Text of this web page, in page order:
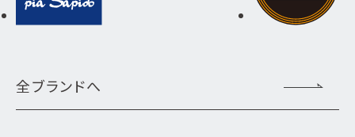
全ブランドへ